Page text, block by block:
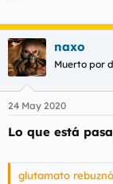
naxo
Muerto por
24 May 2020
Lo que está
glutamato